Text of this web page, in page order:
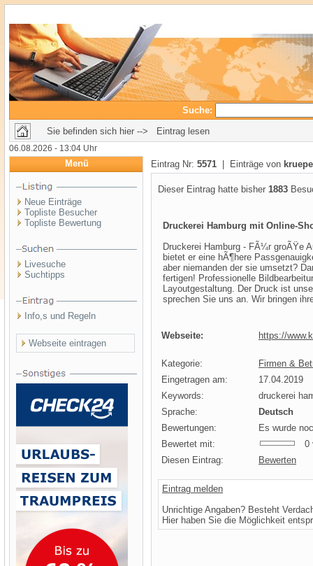
Suche:
Sie befinden sich hier --> Eintrag lesen
06.08.2026 - 13:04 Uhr
Menü
Neue Einträge
Topliste Besucher
Topliste Bewertung
Livesuche
Suchtipps
Info,s und Regeln
Webseite eintragen
Eintrag Nr: 5571 | Einträge von
Dieser Eintrag hatte bisher 1883
Druckerei Hamburg mit Online-
Druckerei Hamburg - FÃ¼r groÃŸe
bietet er eine hÃ¶here
aber niemanden der sie umsetzt?
fertigen! Professionelle
Layoutgestaltung. Der Druck ist
sprechen Sie uns an. Wir bringen
Webseite: https://
Kategorie:
Firmen &
Eingetragen am:
17.04.2019
Keywords:
druckerei
Sprache:
Deutsch
Bewertungen:
Es wurde
Bewertet mit:
0
Diesen Eintrag:
Bewerten
Eintrag melden
Unrichtige Angaben? Besteht
Hier haben Sie die Möglichkeit